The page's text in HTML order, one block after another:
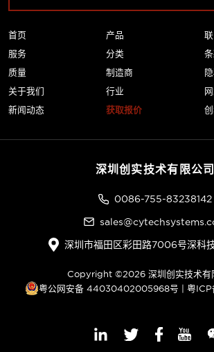
首页
服务
质量
关于我们
新闻动态
产品
分类
制造商
行业
获取报价
深圳创实技术有限公司
0086-755-83238142
深圳市福田区彩田路7006号深科
Copyright ©2026 深圳创实技术有
粤公网安备 44030402005968号 | 粤